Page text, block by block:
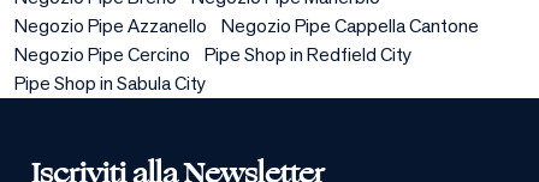
Negozio Pipe Azzanello
Negozio Pipe Cappella Cantone
Negozio Pipe Cercino
Pipe Shop in Redfield City
Pipe Shop in Sabula City